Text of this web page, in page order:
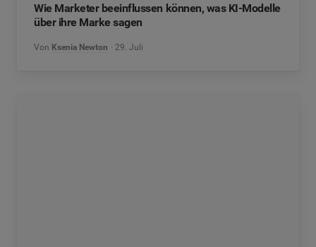
Wie Marketer beeinflussen können, was KI-Modelle
über ihre Marke sagen
Von Ksenia Newton 29. Juli